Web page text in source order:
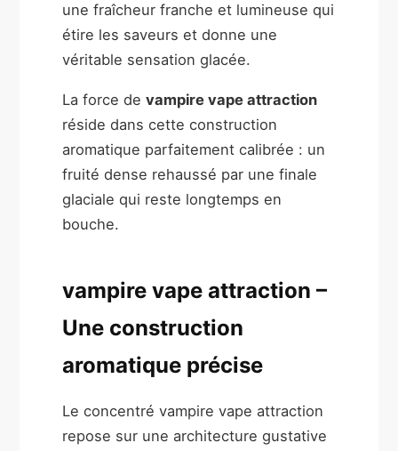
une fraîcheur franche et lumineuse qui
étire les saveurs et donne une
véritable sensation glacée.
La force devampire vape attraction
réside dans cette construction
aromatique parfaitement calibrée : un
fruité dense rehaussé par une finale
glaciale qui reste longtemps en
bouche.
vampire vape attraction –
Une construction
aromatique précise
Le concentré vampire vape attraction
repose sur une architecture gustative